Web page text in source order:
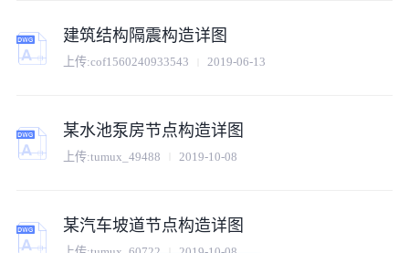
建筑结构隔震构造详图
上传:cof1560240933543 2019-06-13
某水池泵房节点构造详图
上传:tumux_49488 2019-10-08
某汽车坡道节点构造详图